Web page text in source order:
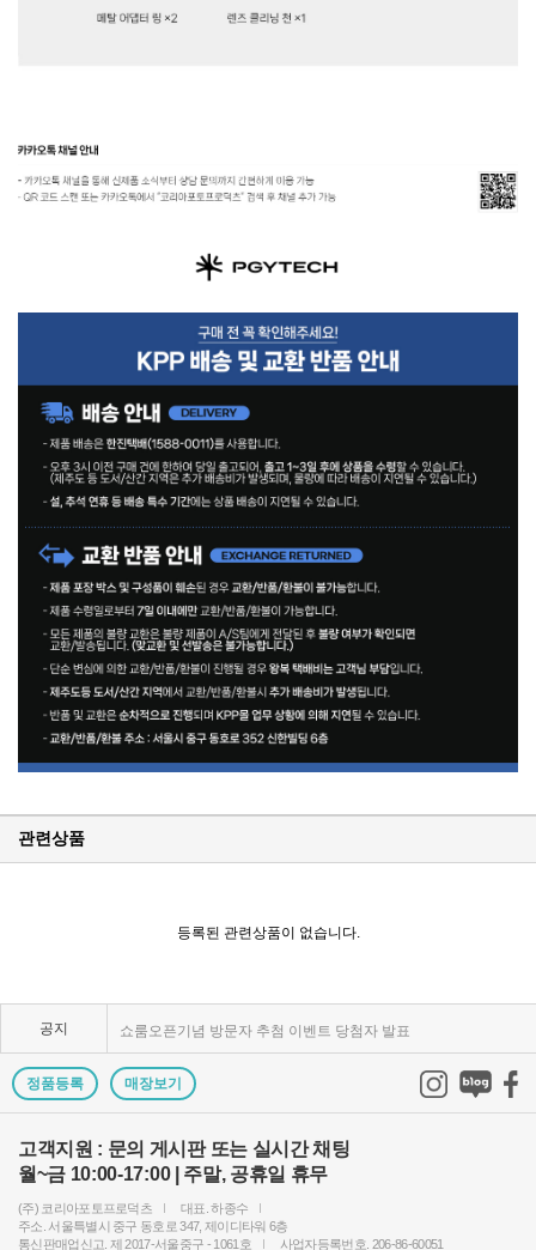
관련상품
등록된 관련상품이 없습니다.
공지
KPP 쇼룸 강의장 무료 대관
쇼룸오픈기념 방문자 추첨 이벤트 당첨자 발표
제1회 티티아티산 사진공모전 결과발표
2024 레오포토 부산 세미나 경품추첨 당첨자 발표
토키나 주관 국제 필터 사진 공모전 2023 안내
정품등록 매장보기
고객지원 : 문의 게시판 또는 실시간 채팅
월~금 10:00-17:00 | 주말, 공휴일 휴무
(주) 코리아포토프로덕츠
대표. 하종수
주소. 서울특별시 중구 동호로 347, 제이디타워 6층
통신판매업신고. 제 2017-서울중구 - 1061호
사업자등록번호. 206-86-60051